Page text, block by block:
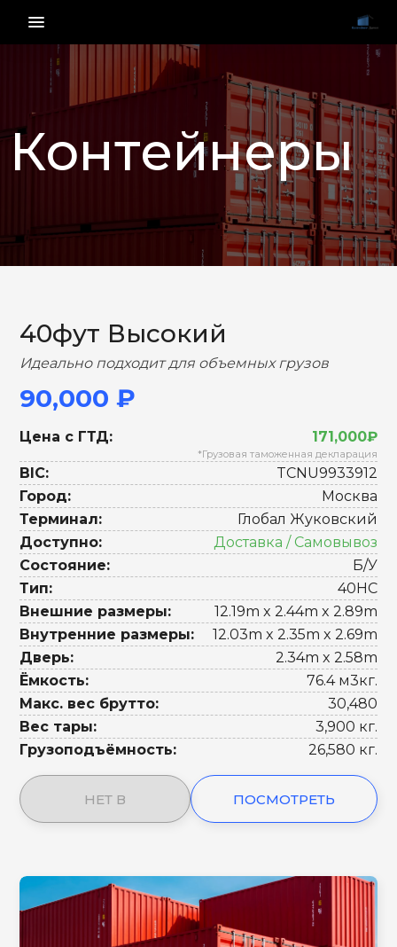
menu_vert
Контейнеры
НАЗАД ВПЕРЕД
40фут Высокий
Идеально подходит для объемных грузов
90,000 ₽
Цена с ГТД: 171,000₽
*Грузовая таможенная декларация
BIC:
TCNU9933912
Город:
Москва
Терминал:
Глобал Жуковский
Доступно:
Доставка / Самовывоз
Состояние:
Б/У
Тип:
40HC
Внешние размеры:
12.19m x 2.44m x 2.89m
Внутренние размеры:
12.03m x 2.35m x 2.69m
Дверь:
2.34m x 2.58m
Ёмкость:
76.4 м3кг.
Макс. вес брутто:
30,480
Вес тары:
3,900 кг.
Грузоподъёмность:
26,580 кг.
НЕТ В ПОСМОТРЕТЬ